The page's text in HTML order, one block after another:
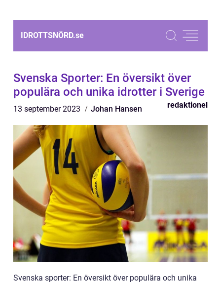
IDROTTSNÖRD.se
Svenska Sporter: En översikt över
populära och unika idrotter i Sverige
13 september 2023 Johan Hansen redaktionel
Svenska sporter: En översikt över populära och unika